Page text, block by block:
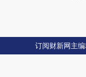
订阅财新网主